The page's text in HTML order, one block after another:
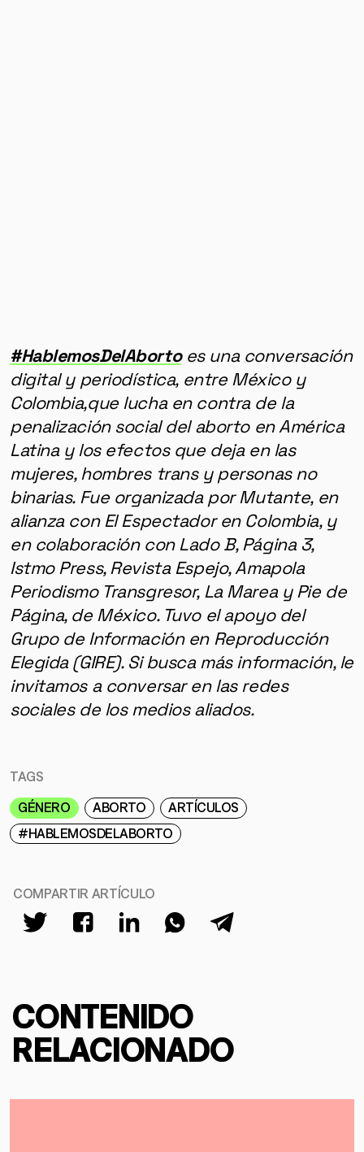
#HablemosDelAbortoes una conversación
digital y periodística, entre México y
Colombia,que lucha en contra de la
penalización social del aborto en América
Latina y los efectos que deja en las
mujeres, hombres trans y personas no
binarias. Fue organizada por Mutante, en
alianza con El Espectador en Colombia, y
en colaboración con Lado B, Página 3,
Istmo Press, Revista Espejo, Amapola
Periodismo Transgresor, La Marea y Pie de
Página, de México. Tuvo el apoyo del
Grupo de Información en Reproducción
Elegida (GIRE). Si busca más información, le
invitamos a conversar en las redes
sociales de los medios aliados.
TAGS
GÉNERO
ABORTO
ARTÍCULOS
#HABLEMOSDELABORTO
COMPARTIR ARTÍCULO
CONTENIDO
RELACIONADO